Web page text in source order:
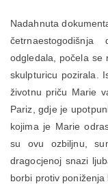
Nadahnuta
odgledala, počela se
skulpturicu pozirala.
životnu priču Marie
Pariz, gdje je
kojima je Marie
su ovu ozbiljnu,
dragocjenoj snazi
borbi protiv